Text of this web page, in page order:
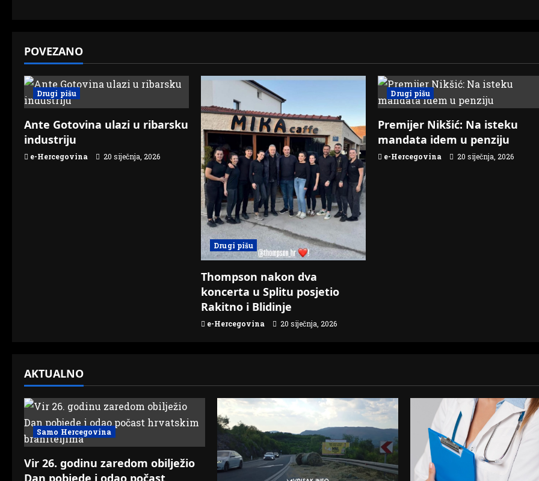
n
a
v
i
g
POVEZANO
Drugi pišu
Ante Gotovina ulazi u ribarsku
industriju
e-Hercegovina 20 siječnja, 2026
Drugi pišu
Thompson nakon dva
koncerta u Splitu posjetio
Rakitno i Blidinje
e-Hercegovina 20 siječnja, 2026
Drugi pišu
Premijer Nikšić: Na isteku
mandata idem u penziju
e-Hercegovina 20 siječnja, 2026
AKTUALNO
Samo Hercegovina
Vir 26. godinu zaredom obilježio